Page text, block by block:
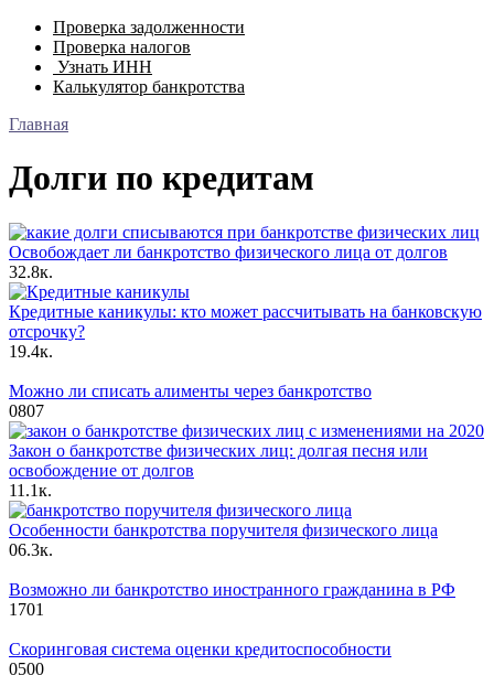
Проверка задолженности
Проверка налогов
Узнать ИНН
Калькулятор банкротства
Главная
Долги по кредитам
Освобождает ли банкротство физического лица от долгов
32.8к.
Кредитные каникулы: кто может рассчитывать на банковскую
отсрочку?
19.4к.
Можно ли списать алименты через банкротство
0807
Закон о банкротстве физических лиц: долгая песня или
освобождение от долгов
11.1к.
Особенности банкротства поручителя физического лица
06.3к.
Возможно ли банкротство иностранного гражданина в РФ
1 701
Скоринговая система оценки кредитоспособности
0500